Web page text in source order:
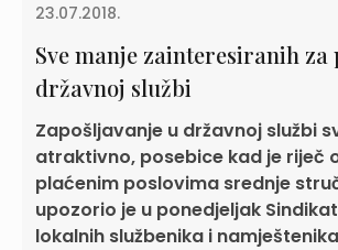
23.07.2018.
Sve manje zainteresiranih za
državnoj službi
Zapošljavanje u državnoj službi
atraktivno, posebice kad je riječ
plaćenim poslovima srednje
upozorio je u ponedjeljak
lokalnih službenika i